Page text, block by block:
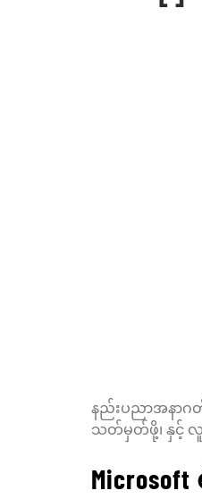
နည်းပညာအနာ
သတ်မှတ်ဖို့၊ နှင့် လူ